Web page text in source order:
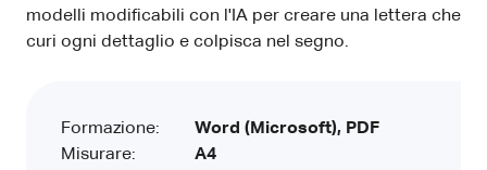
modelli modificabili con l'IA per creare una lettera che
curi ogni dettaglio e colpisca nel segno.
Formazione:
Misurare:
Word (Microsoft), PDF
A4